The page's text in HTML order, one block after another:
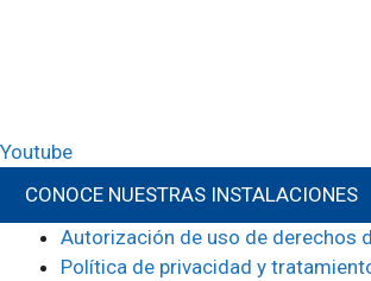
Youtube
CONOCE NUESTRAS INSTALACIONES
Autorización de uso de derechos
Política de privacidad y